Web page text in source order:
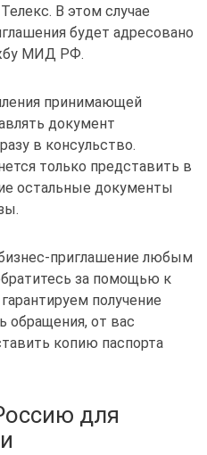
В этом случае
будет адресовано
МИД РФ.
принимающей
документ
в консульство.
только представить в
остальные документы
приглашение любым
за помощью к
получение
обращения, от вас
копию паспорта
для